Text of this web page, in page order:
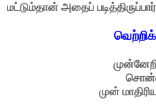
மட்டும்தான் அதைப்
முன்